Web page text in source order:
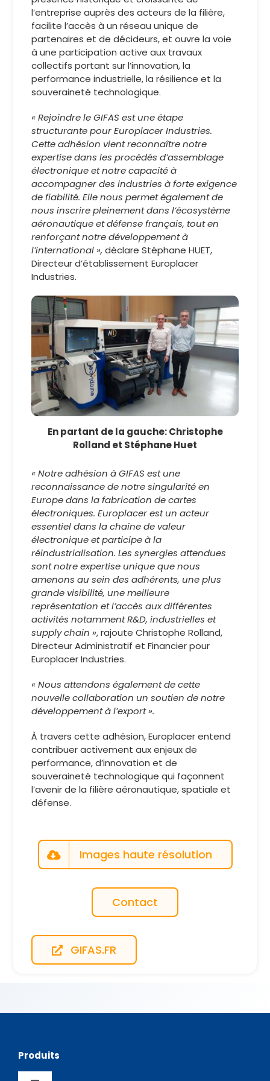
l’entreprise auprès des acteurs de la filière,
facilite l’accès à un réseau unique de
partenaires et de décideurs, et ouvre la voie
à une participation active aux travaux
collectifs portant sur l’innovation, la
performance industrielle, la résilience et la
souveraineté technologique.
« Rejoindre le GIFAS est une étape
structurante pour Europlacer Industries.
Cette adhésion vient reconnaître notre
expertise dans les procédés d’assemblage
électronique et notre capacité à
accompagner des industries à forte exigence
de fiabilité. Elle nous permet également de
nous inscrire pleinement dans l’écosystème
aéronautique et défense français, tout en
renforçant notre développement à
l’international », déclare Stéphane HUET,
Directeur d’établissement Europlacer
Industries.
En partant de la gauche: Christophe
Rolland et Stéphane Huet
« Notre adhésion à GIFAS est une
reconnaissance de notre singularité en
Europe dans la fabrication de cartes
électroniques. Europlacer est un acteur
essentiel dans la chaine de valeur
électronique et participe à la
réindustrialisation. Les synergies attendues
sont notre expertise unique que nous
amenons au sein des adhérents, une plus
grande visibilité, une meilleure
représentation et l’accès aux différentes
activités notamment R&D, industrielles et
supply chain », rajoute Christophe Rolland,
Directeur Administratif et Financier pour
Europlacer Industries.
« Nous attendons également de cette
nouvelle collaboration un soutien de notre
développement à l’export ».
À travers cette adhésion, Europlacer entend
contribuer activement aux enjeux de
performance, d’innovation et de
souveraineté technologique qui façonnent
l’avenir de la filière aéronautique, spatiale et
défense.
Images haute résolution
Contact
GIFAS.FR
Produits